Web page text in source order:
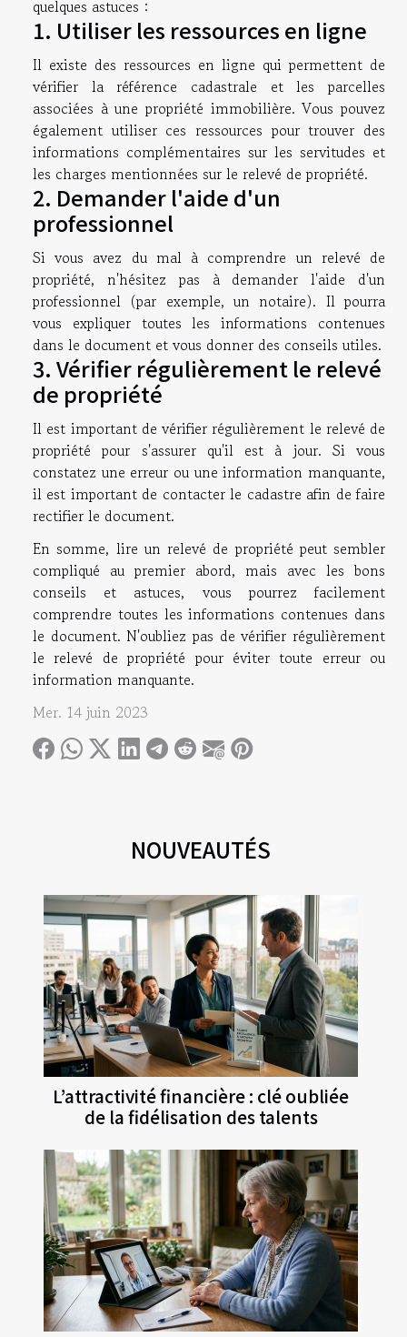
NOUVEAUTÉS
L’attractivité financière : clé oubliée
de la fidélisation des talents
quelques astuces :
1. Utiliser les ressources en ligne
Il existe des ressources en ligne qui permettent de
vérifier la référence cadastrale et les parcelles
associées à une propriété immobilière. Vous pouvez
également utiliser ces ressources pour trouver des
informations complémentaires sur les servitudes et
les charges mentionnées sur le relevé de propriété.
2. Demander l'aide d'un
professionnel
Si vous avez du mal à comprendre un relevé de
propriété, n'hésitez pas à demander l'aide d'un
professionnel (par exemple, un notaire). Il pourra
vous expliquer toutes les informations contenues
dans le document et vous donner des conseils utiles.
3. Vérifier régulièrement le relevé
de propriété
Il est important de vérifier régulièrement le relevé de
propriété pour s'assurer qu'il est à jour. Si vous
constatez une erreur ou une information manquante,
il est important de contacter le cadastre afin de faire
rectifier le document.
En somme, lire un relevé de propriété peut sembler
compliqué au premier abord, mais avec les bons
conseils et astuces, vous pourrez facilement
comprendre toutes les informations contenues dans
le document. N'oubliez pas de vérifier régulièrement
le relevé de propriété pour éviter toute erreur ou
information manquante.
Mer. 14 juin 2023